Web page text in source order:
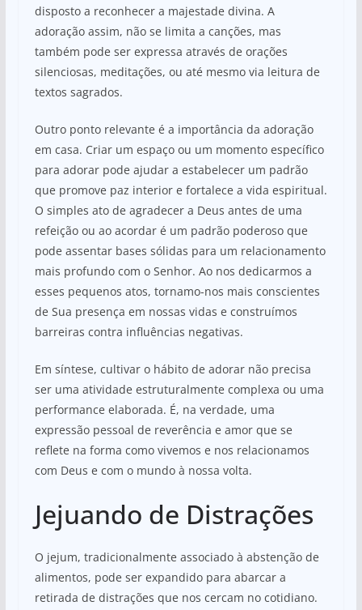
disposto a reconhecer a majestade divina. A
adoração assim, não se limita a canções, mas
também pode ser expressa através de orações
silenciosas, meditações, ou até mesmo via leitura de
textos sagrados.
Outro ponto relevante é a importância da adoração
em casa. Criar um espaço ou um momento específico
para adorar pode ajudar a estabelecer um padrão
que promove paz interior e fortalece a vida espiritual.
O simples ato de agradecer a Deus antes de uma
refeição ou ao acordar é um padrão poderoso que
pode assentar bases sólidas para um relacionamento
mais profundo com o Senhor. Ao nos dedicarmos a
esses pequenos atos, tornamo-nos mais conscientes
de Sua presença em nossas vidas e construímos
barreiras contra influências negativas.
Em síntese, cultivar o hábito de adorar não precisa
ser uma atividade estruturalmente complexa ou uma
performance elaborada. É, na verdade, uma
expressão pessoal de reverência e amor que se
reflete na forma como vivemos e nos relacionamos
com Deus e com o mundo à nossa volta.
Jejuando de Distrações
O jejum, tradicionalmente associado à abstenção de
alimentos, pode ser expandido para abarcar a
retirada de distrações que nos cercam no cotidiano.